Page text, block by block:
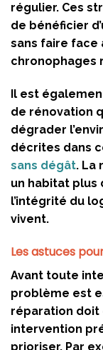
régulier. Ces
de bénéficier
sans faire face
chronophages
Il est
de rénovation
dégrader
décrites dans
sans dégât. La
un habitat plus
l’intégrité du
vivent.
Les astuces
Avant toute
problème est
réparation doit
intervention
prioriser. Par